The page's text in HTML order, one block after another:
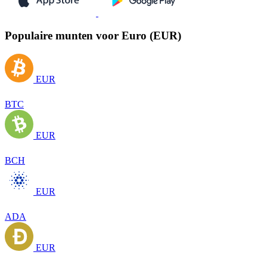
Populaire munten voor Euro (EUR)
EUR
BTC
EUR
BCH
EUR
ADA
EUR